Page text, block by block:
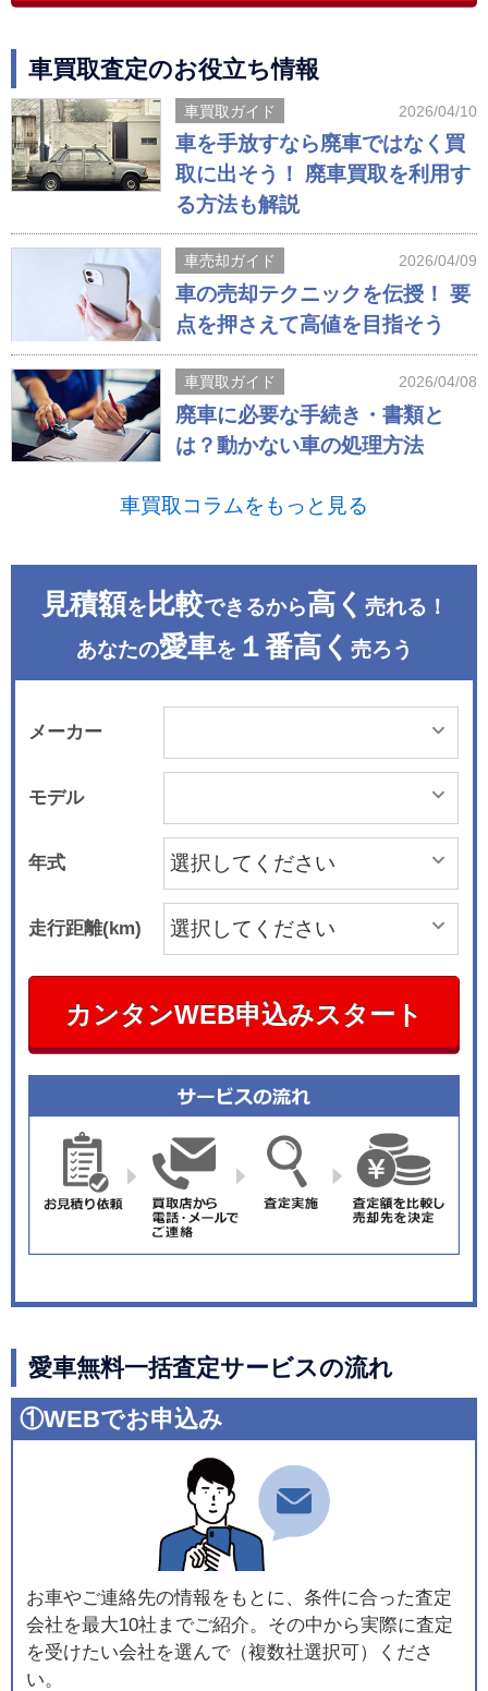
車買取査定のお役立ち情報
車買取ガイド 2026/04/10
車を手放すなら廃車ではなく買
取に出そう！ 廃車買取を利用す
る方法も解説
車売却ガイド 2026/04/09
車の売却テクニックを伝授！ 要
点を押さえて高値を目指そう
車買取ガイド 2026/04/08
廃車に必要な手続き・書類と
は？動かない車の処理方法
車買取コラムをもっと見る
見積額を 比較できるから高く 売れる！
あなたの愛車を １番高く 売ろう
メーカー
モデル
年式
走行距離(km)
カンタンWEB申込みスタート
愛車無料一括査定サービスの流れ
①WEBでお申込み
お車やご連絡先の情報をもとに、条件に合った査定
会社を最大10社までご紹介。その中から実際に査定
を受けたい会社を選んで（複数社選択可）くださ
い。